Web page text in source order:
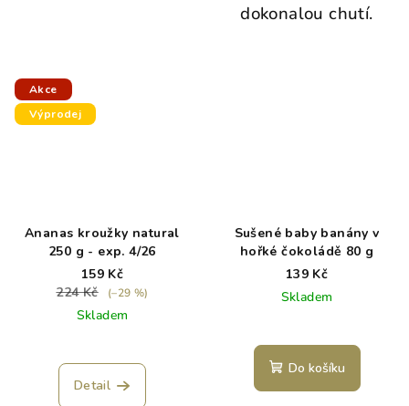
dokonalou chutí.
Akce
Výprodej
Ananas kroužky natural
250 g - exp. 4/26
159 Kč
224 Kč
(–29 %)
Skladem
Detail
Sušené baby banány v
hořké čokoládě 80 g
139 Kč
Skladem
Do košíku